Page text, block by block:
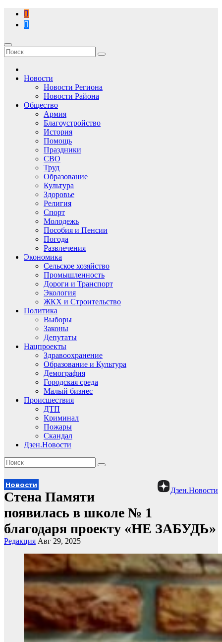
Перейти
содержимому
Новости
Новости Региона
Новости Района
Общество
Армия
Благоустройство
История
Помощь
Праздники
СВО
Труд
Образование
Культура
Здоровье
Религия
Спорт
Молодежь
Пособия и Пенсии
Погода
Развлечения
Экономика
Сельское хозяйство
Промышленность
Дороги и Транспорт
Экология
ЖКХ и Строительство
Политика
Выборы
Законы
Депутаты
Нацпроекты
Здравоохранение
Образование и Культура
Демография
Городская среда
Малый бизнес
Происшествия
ДТП
Криминал
Пожары
Скандал
Дзен.Новости
Дзен.Новости
Новости
Стена Памяти
появилась в школе № 1
благодаря проекту «НЕ ЗАБУДЬ»
Редакция Авг 29, 2025